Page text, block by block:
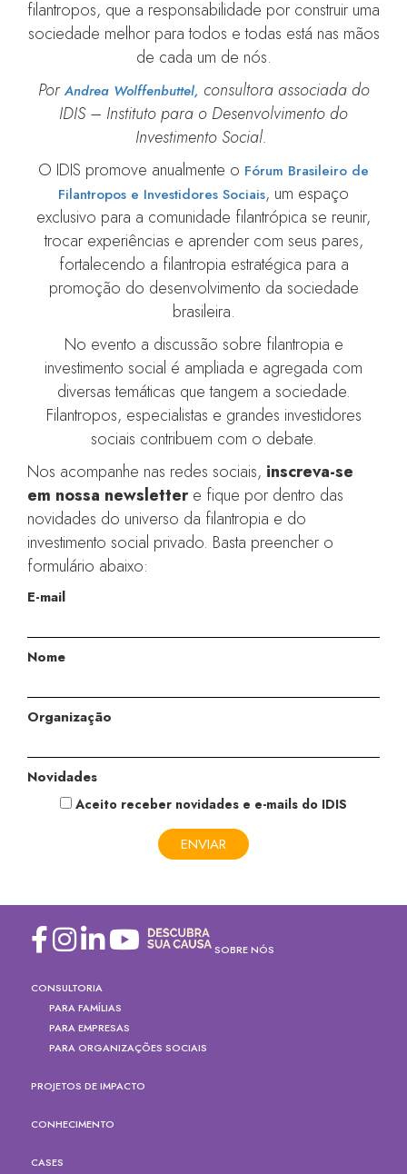
filantropos, que a responsabilidade por construir uma
sociedade melhor para todos e todas está nas mãos
de cada um de nós.
PorAndrea Wolffenbuttel, consultora associada do
IDIS – Instituto para o Desenvolvimento do
Investimento Social.
O IDIS promove anualmente o Fórum Brasileiro de
Filantropos e Investidores Sociais, um espaço
exclusivo para a comunidade filantrópica se reunir,
trocar experiências e aprender com seus pares,
fortalecendo a filantropia estratégica para a
promoção do desenvolvimento da sociedade
brasileira.
No evento a discussão sobre filantropia e
investimento social é ampliada e agregada com
diversas temáticas que tangem a sociedade.
Filantropos, especialistas e grandes investidores
sociais contribuem com o debate.
Nos acompanhe nas redes sociais, inscreva-se
em nossa newslettere fique por dentro das
novidades do universo da filantropia e do
investimento social privado. Basta preencher o
formulário abaixo:
E-mail
Nome
Organização
Novidades
Aceito receber novidades e e-mails do IDIS
SOBRE NÓS
CONSULTORIA
PARA FAMÍLIAS
PARA EMPRESAS
PARA ORGANIZAÇÕES SOCIAIS
PROJETOS DE IMPACTO
CONHECIMENTO
CASES